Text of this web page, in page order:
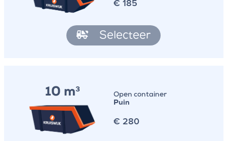
€ 185
Selecteer
10 m3
Open container
Puin
€ 280